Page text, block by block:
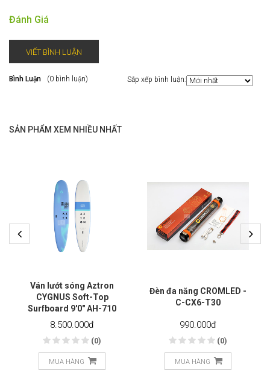
Đánh Giá
VIẾT BÌNH LUẬN
Bình Luận (0 bình luận) Sắp xếp bình luận:
SẢN PHẨM XEM NHIỀU NHẤT
Ván lướt sóng Aztron
CYGNUS Soft-Top
Surfboard 9'0" AH-710
8.500.000đ
(0)
MUA HÀNG
Đèn đa năng CROMLED -
C-CX6-T30
990.000đ
(0)
MUA HÀNG